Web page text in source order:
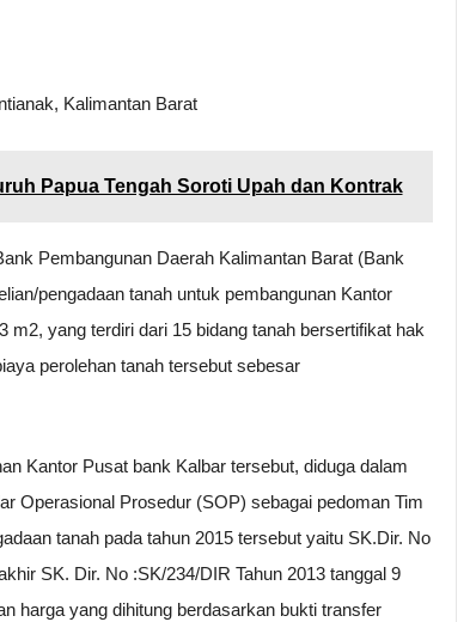
Kalimantan Barat
Papua Tengah Soroti Upah dan Kontrak
Pembangunan Daerah Kalimantan Barat (Bank
pengadaan tanah untuk pembangunan Kantor
m2, yang terdiri dari 15 bidang tanah bersertifikat hak
perolehan tanah tersebut sebesar
Kantor Pusat bank Kalbar tersebut, diduga dalam
Operasional Prosedur (SOP) sebagai pedoman Tim
tanah pada tahun 2015 tersebut yaitu SK.Dir. No
SK. Dir. No :SK/234/DIR Tahun 2013 tanggal 9
harga yang dihitung berdasarkan bukti transfer